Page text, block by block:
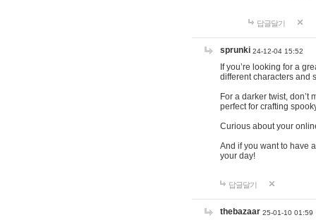
답글달기
sprunki 24-12-04 15:52
If you’re looking for a
different characters and
For a darker twist, don’t
perfect for crafting
Curious about your
And if you want to have
your day!
답글달기
thebazaar 25-01-10 01:59